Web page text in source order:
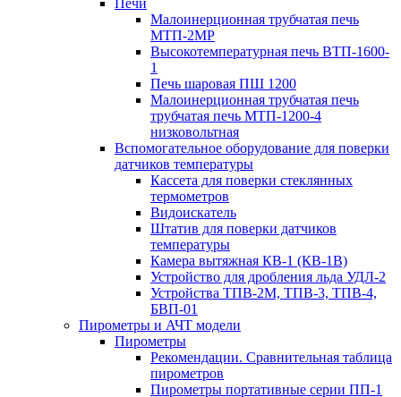
Печи
Малоинерционная трубчатая печь
МТП-2МР
Высокотемпературная печь ВТП-1600-
1
Печь шаровая ПШ 1200
Малоинерционная трубчатая печь
трубчатая печь МТП-1200-4
низковольтная
Вспомогательное оборудование для поверки
датчиков температуры
Кассета для поверки стеклянных
термометров
Видоискатель
Штатив для поверки датчиков
температуры
Камера вытяжная КВ-1 (КВ-1В)
Устройство для дробления льда УДЛ-2
Устройства ТПВ-2М, ТПВ-3, ТПВ-4,
БВП-01
Пирометры и АЧТ модели
Пирометры
Рекомендации. Сравнительная таблица
пирометров
Пирометры портативные серии ПП-1